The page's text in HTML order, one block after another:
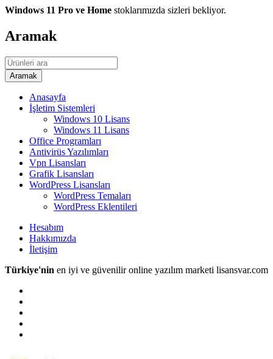
Windows 11 Pro ve Home stoklarımızda sizleri bekliyor.
Aramak
Anasayfa
İşletim Sistemleri
Windows 10 Lisans
Windows 11 Lisans
Office Programları
Antivirüs Yazılımları
Vpn Lisansları
Grafik Lisansları
WordPress Lisansları
WordPress Temaları
WordPress Eklentileri
Hesabım
Hakkımızda
İletişim
Türkiye'nin en iyi ve güvenilir online yazılım marketi lisansvar.com